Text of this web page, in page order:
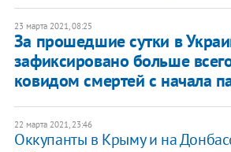
23 марта 2021, 08:25
За прошедшие сутки в
зафиксировано больше
ковидом смертей с начала
22 марта 2021, 23:46
Оккупанты в Крыму и на